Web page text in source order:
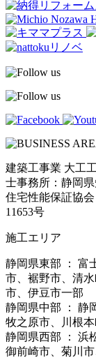
建築工事業 大工
士事務所：静岡
住宅性能保証協
11653号
施工エリア
静岡県東部 ： 富
市、裾野市、清
市、伊豆市一部
静岡県中部 ： 静
牧之原市、川根
静岡県西部 ： 浜
御前崎市、菊川